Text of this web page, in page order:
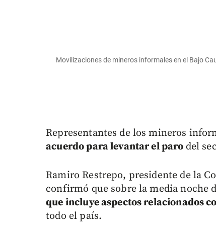
Movilizaciones de mineros informales en el Bajo
Representantes de los mineros
acuerdo para levantar el paro del
Ramiro Restrepo, presidente de la
confirmó que sobre la media noche
que incluye aspectos relacionados
todo el país.